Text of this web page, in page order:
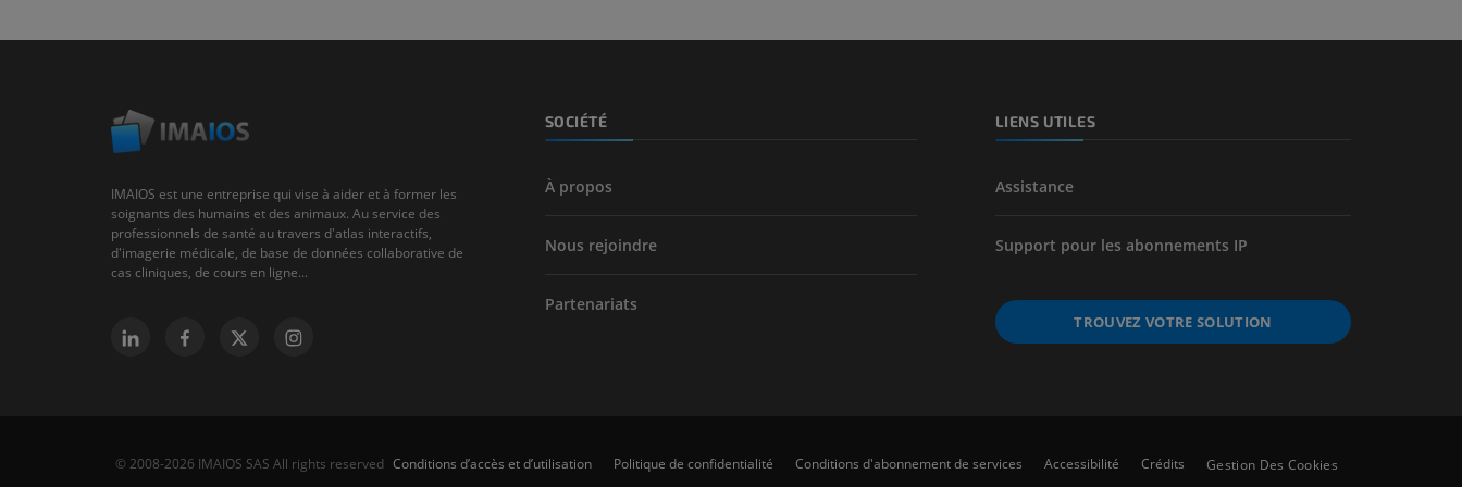
IMAIOS est une entreprise qui vise à aider et à former les
soignants des humains et des animaux. Au service des
professionnels de santé au travers d'atlas interactifs,
d'imagerie médicale, de base de données collaborative de
cas cliniques, de cours en ligne...
SOCIÉTÉ
À propos
Nous rejoindre
Partenariats
LIENS UTILES
Assistance
Support pour les abonnements IP
TROUVEZ VOTRE SOLUTION
© 2008-2026 IMAIOS SAS All rights reserved Conditions d’accès et d’utilisation Politique de confidentialité Conditions d'abonnement de services Accessibilité Crédits Gestion Des Cookies